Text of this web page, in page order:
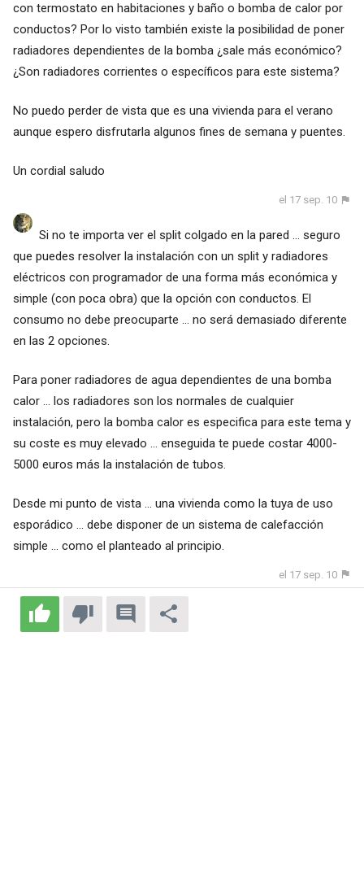
con termostato en habitaciones y baño o bomba de calor por
conductos? Por lo visto también existe la posibilidad de poner
radiadores dependientes de la bomba ¿sale más económico?
¿Son radiadores corrientes o específicos para este sistema?
No puedo perder de vista que es una vivienda para el verano
aunque espero disfrutarla algunos fines de semana y puentes.
Un cordial saludo
el 17 sep. 10
Si no te importa ver el split colgado en la pared ... seguro
que puedes resolver la instalación con un split y radiadores
eléctricos con programador de una forma más económica y
simple (con poca obra) que la opción con conductos. El
consumo no debe preocuparte ... no será demasiado diferente
en las 2 opciones.
Para poner radiadores de agua dependientes de una bomba
calor ... los radiadores son los normales de cualquier
instalación, pero la bomba calor es especifica para este tema y
su coste es muy elevado ... enseguida te puede costar 4000-
5000 euros más la instalación de tubos.
Desde mi punto de vista ... una vivienda como la tuya de uso
esporádico ... debe disponer de un sistema de calefacción
simple ... como el planteado al principio.
el 17 sep. 10